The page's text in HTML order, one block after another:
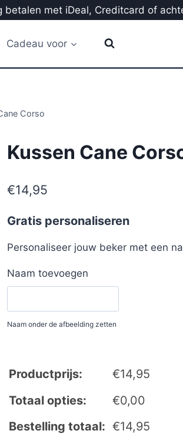
met iDeal, Creditcard of
Cadeau voor
Corso
Kussen Cane
€14,95
Gratis personaliseren
Personaliseer jouw beker met een
Naam toevoegen
Naam onder de afbeelding zetten
Productprijs: €14,95
Totaal opties:
€0,00
Bestelling totaal: €14,95